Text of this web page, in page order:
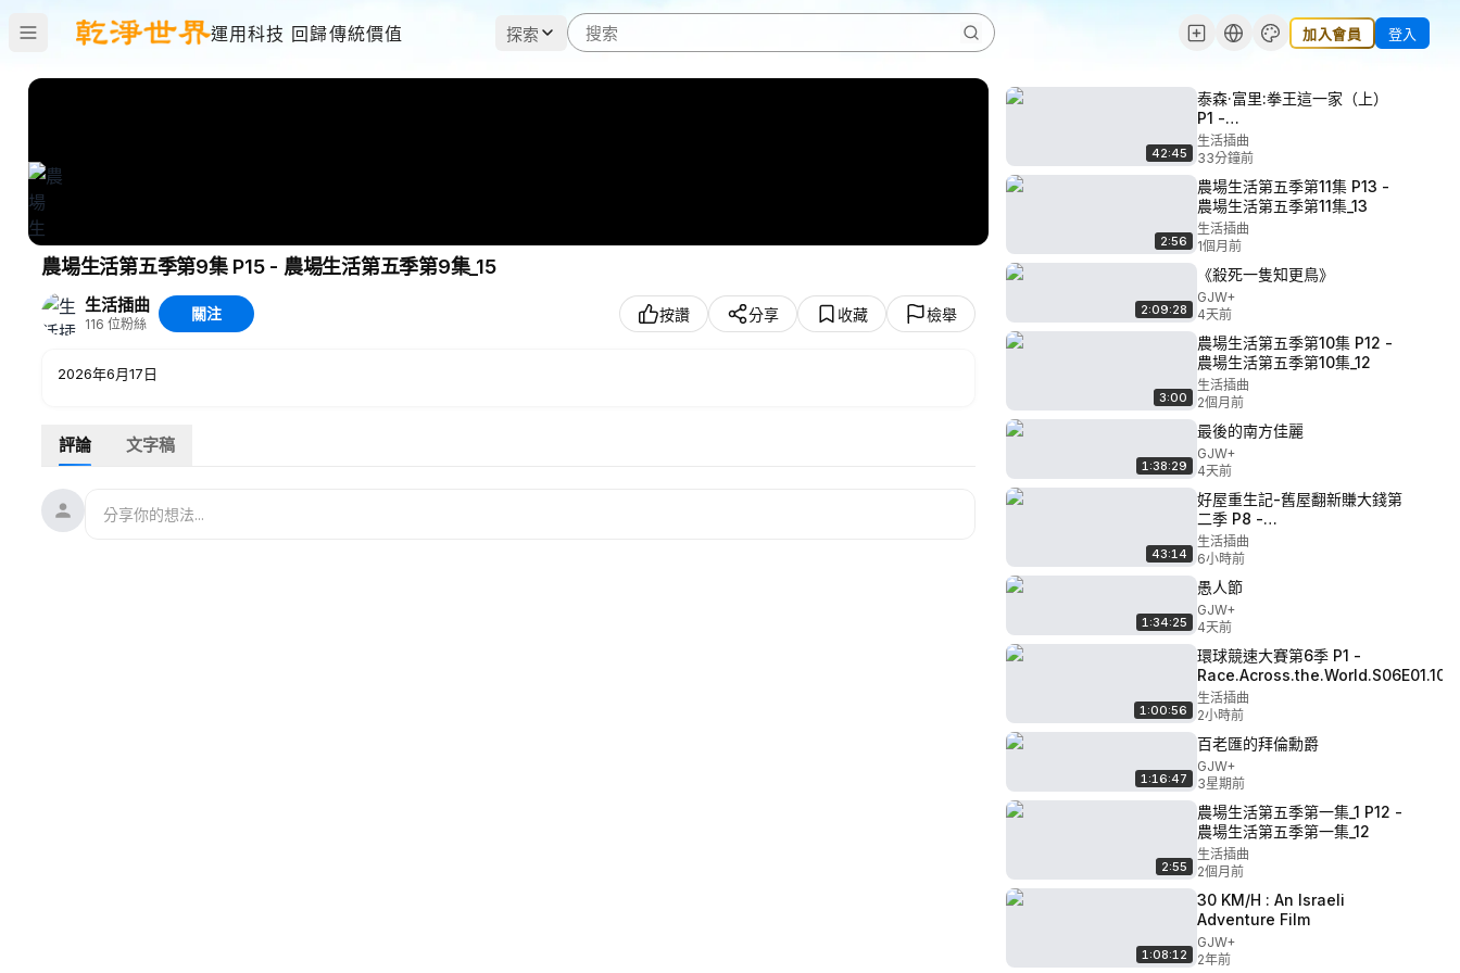
運用科技 回歸傳統價值 探索 加入會員 登入
農場生活第五季第9集 P15 - 農場生活第五季第9集_15
生活插曲
116 位粉絲
關注 按讚 分享 收藏 檢舉
2026年6月17日
評論 文字稿
42:45
泰森·富里:拳王這一家（上）
P1 -
生活插曲
33分鐘前
2:56
農場生活第五季第11集 P13 -
農場生活第五季第11集_13
生活插曲
1個月前
2:09:28
《殺死一隻知更鳥》
GJW+
4天前
3:00
農場生活第五季第10集 P12 -
農場生活第五季第10集_12
生活插曲
2個月前
1:38:29
最後的南方佳麗
GJW+
4天前
43:14
好屋重生記-舊屋翻新賺大錢第
二季 P8 -
DL.DDP2.0.H.264.UMMU.NET
生活插曲
6小時前
1:34:25
愚人節
GJW+
4天前
1:00:56
環球競速大賽第6季 P1 -
生活插曲
2小時前
1:16:47
百老匯的拜倫勳爵
GJW+
3星期前
2:55
農場生活第五季第一集_1 P12 -
農場生活第五季第一集_12
生活插曲
2個月前
1:08:12
30 KM/H : An Israeli
Adventure Film
GJW+
2年前